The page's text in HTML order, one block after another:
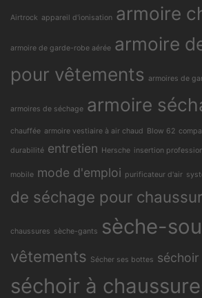
Airtrock appareil d'ionisation armoire
armoire de garde-robe aérée armoire
pour vêtements armoires de
armoires de séchage armoire
chauffée armoire vestiaire à air chaud Blow 62
durabilité entretien Hersche insertion
mobile mode d'emploi purificateur d'air
de séchage pour
chaussures sèche-gants sèche-
vêtements Sécher ses bottes
séchoir à